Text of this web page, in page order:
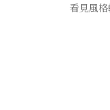
看見風格